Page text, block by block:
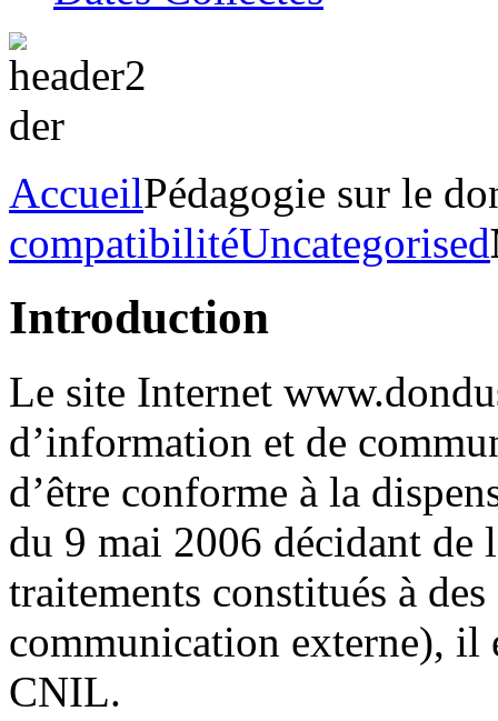
AccueilPédagogie sur le
compatibilitéUncategorised
Introduction
Le site Internet
d’information et de
d’être conforme à la
du 9 mai 2006 décidant de
traitements constitués à
communication externe), il
CNIL.